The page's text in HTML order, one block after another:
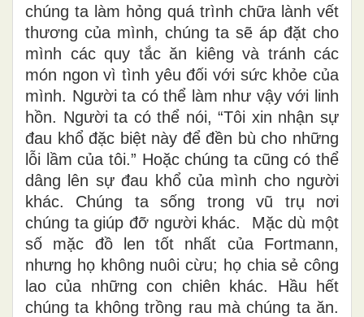
chúng ta làm hỏng quá trình chữa lành vết
thương của mình, chúng ta sẽ áp đặt cho
mình các quy tắc ăn kiêng và tránh các
món ngon vì tình yêu đối với sức khỏe của
mình. Người ta có thể làm như vậy với linh
hồn. Người ta có thể nói, “Tôi xin nhận sự
đau khổ đặc biệt này để đền bù cho những
lỗi lầm của tôi.” Hoặc chúng ta cũng có thể
dâng lên sự đau khổ của mình cho người
khác. Chúng ta sống trong vũ trụ nơi
chúng ta giúp đỡ người khác. Mặc dù một
số mặc đồ len tốt nhất của Fortmann,
nhưng họ không nuôi cừu; họ chia sẻ công
lao của những con chiên khác. Hầu hết
chúng ta không trồng rau mà chúng ta ăn.